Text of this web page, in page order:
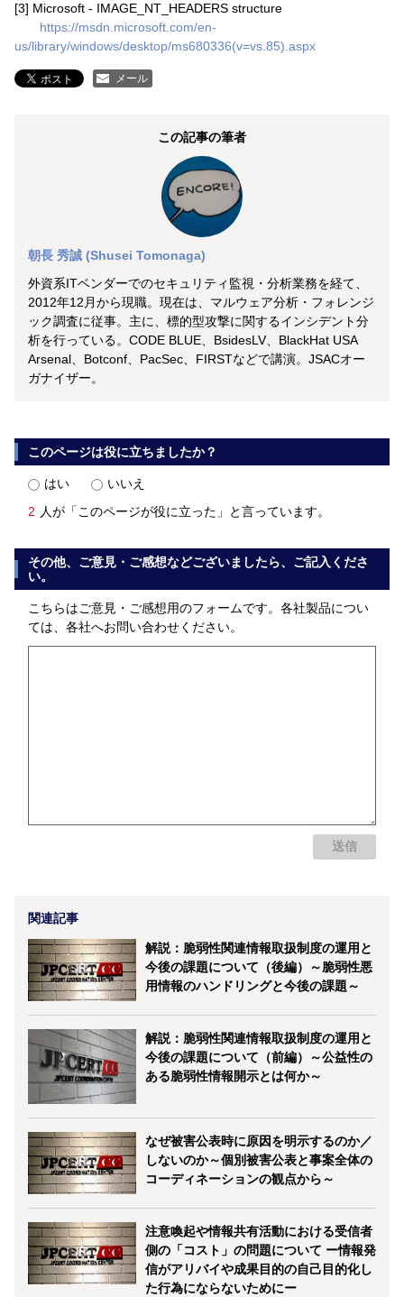
[3] Microsoft - IMAGE_NT_HEADERS structure
https://msdn.microsoft.com/en-
us/library/windows/desktop/ms680336(v=vs.85).aspx
メール
この記事の筆者
朝長 秀誠 (Shusei Tomonaga)
外資系ITベンダーでのセキュリティ監視・分析業務を経て、
2012年12月から現職。現在は、マルウェア分析・フォレンジ
ック調査に従事。主に、標的型攻撃に関するインシデント分
析を行っている。CODE BLUE、BsidesLV、BlackHat USA
Arsenal、Botconf、PacSec、FIRSTなどで講演。JSACオー
ガナイザー。
このページは役に立ちましたか？
はい
いいえ
2 人が「このページが役に立った」と言っています。
その他、ご意見・ご感想などございましたら、ご記入くださ
い。
こちらはご意見・ご感想用のフォームです。各社製品につい
ては、各社へお問い合わせください。
関連記事
解説：脆弱性関連情報取扱制度の運用と
今後の課題について（後編）～脆弱性悪
用情報のハンドリングと今後の課題～
解説：脆弱性関連情報取扱制度の運用と
今後の課題について（前編）～公益性の
ある脆弱性情報開示とは何か～
なぜ被害公表時に原因を明示するのか／
しないのか～個別被害公表と事案全体の
コーディネーションの観点から～
注意喚起や情報共有活動における受信者
側の「コスト」の問題について ー情報発
信がアリバイや成果目的の自己目的化し
た行為にならないためにー